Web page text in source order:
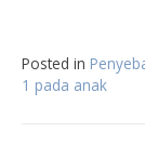
Posted in
1 pada anak